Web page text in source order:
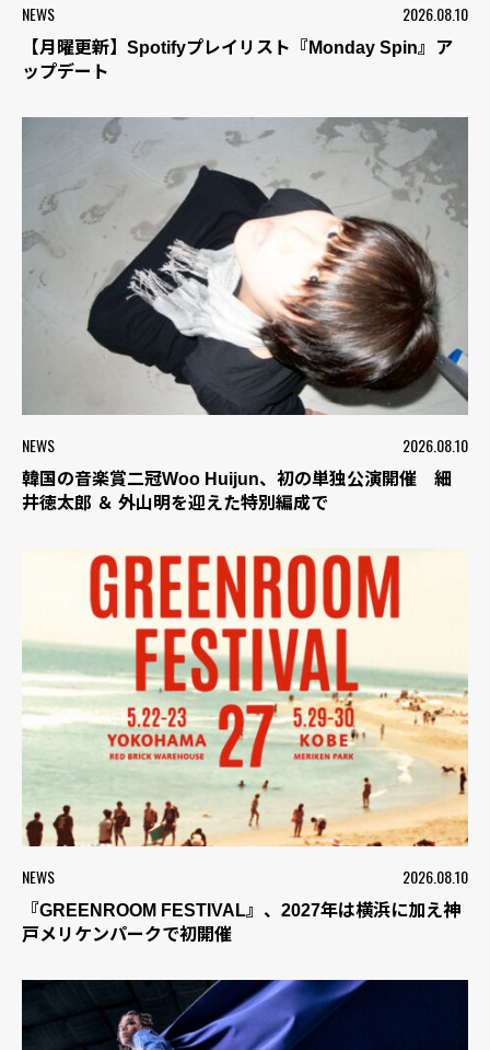
NEWS 2026.08.10
【月曜更新】Spotifyプレイリスト『Monday Spin』ア
ップデート
NEWS 2026.08.10
韓国の音楽賞二冠Woo Huijun、初の単独公演開催 細
井徳太郎 ＆ 外山明を迎えた特別編成で
NEWS 2026.08.10
『GREENROOM FESTIVAL』、2027年は横浜に加え神
戸メリケンパークで初開催